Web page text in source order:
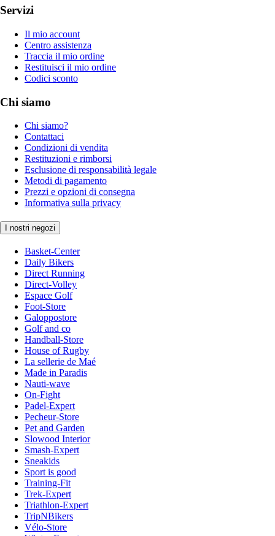
Servizi
Il mio account
Centro assistenza
Traccia il mio ordine
Restituisci il mio ordine
Codici sconto
Chi siamo
Chi siamo?
Contattaci
Condizioni di vendita
Restituzioni e rimborsi
Esclusione di responsabilità legale
Metodi di pagamento
Prezzi e opzioni di consegna
Informativa sulla privacy
I nostri negozi
Basket-Center
Daily Bikers
Direct Running
Direct-Volley
Espace Golf
Foot-Store
Galoppostore
Golf and co
Handball-Store
House of Rugby
La sellerie de Maé
Made in Paradis
Nauti-wave
On-Fight
Padel-Expert
Pecheur-Store
Pet and Garden
Slowood Interior
Smash-Expert
Sneakids
Sport is good
Training-Fit
Trek-Expert
Triathlon-Expert
TripNBikers
Vélo-Store